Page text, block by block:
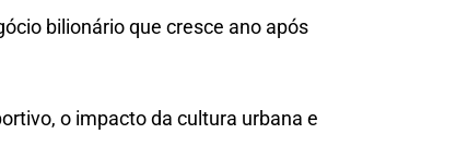
bilionário que cresce ano após
o impacto da cultura urbana e